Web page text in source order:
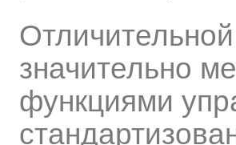
значительно
функциями